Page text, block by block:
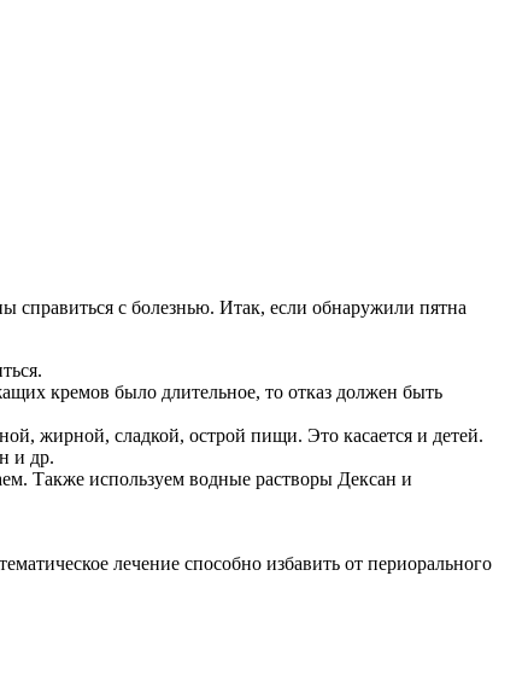
справиться с болезнью. Итак, если обнаружили пятна
кремов было длительное, то отказ должен быть
жирной, сладкой, острой пищи. Это касается и детей.
и др.
Также используем водные растворы Дексан и
лечение способно избавить от периорального